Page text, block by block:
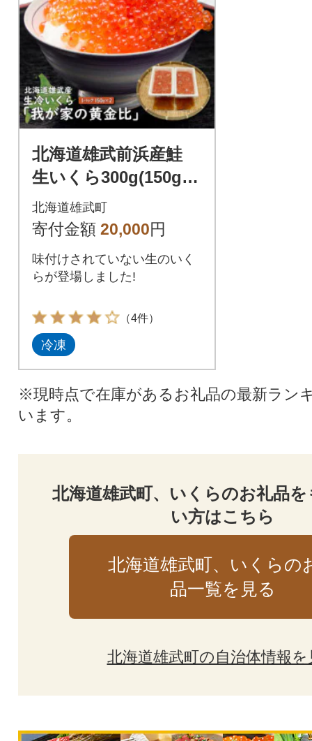
北海道雄武前浜産鮭
生いくら300g(150g×
2)～我が家の黄金比～
【G1103】
北海道雄武町
寄付金額 20,000円
味付けされていない生のいく
らが登場しました!
（4件）
冷凍
※現時点で在庫があるお礼品の最新ラン
います。
北海道雄武町、いくらのお礼品
い方はこちら
北海道雄武町、いくらの
品一覧を見る
北海道雄武町の自治体情報を